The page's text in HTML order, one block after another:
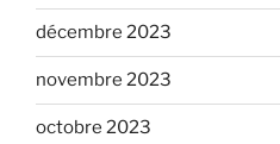
décembre 2023
novembre 2023
octobre 2023